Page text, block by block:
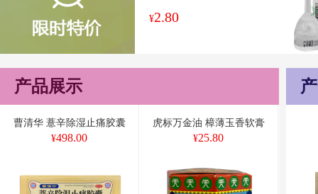
¥2.80
产品展示
曹清华 薏辛除湿止痛胶囊
¥498.00
虎标万金油 樟薄玉香软膏
¥25.80